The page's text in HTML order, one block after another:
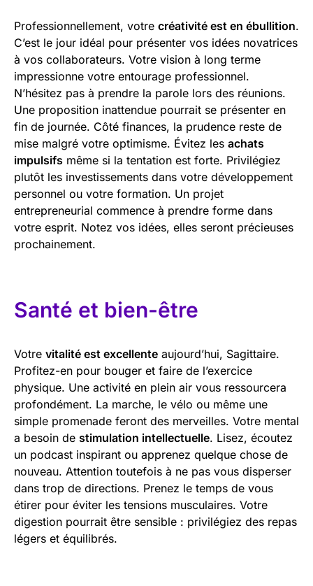
Professionnellement, votre créativité est en ébullition.
C’est le jour idéal pour présenter vos idées novatrices
à vos collaborateurs. Votre vision à long terme
impressionne votre entourage professionnel.
N’hésitez pas à prendre la parole lors des réunions.
Une proposition inattendue pourrait se présenter en
fin de journée. Côté finances, la prudence reste de
mise malgré votre optimisme. Évitez les achats
impulsifs même si la tentation est forte. Privilégiez
plutôt les investissements dans votre développement
personnel ou votre formation. Un projet
entrepreneurial commence à prendre forme dans
votre esprit. Notez vos idées, elles seront précieuses
prochainement.
Santé et bien-être
Votre vitalité est excellente aujourd’hui, Sagittaire.
Profitez-en pour bouger et faire de l’exercice
physique. Une activité en plein air vous ressourcera
profondément. La marche, le vélo ou même une
simple promenade feront des merveilles. Votre mental
a besoin de stimulation intellectuelle. Lisez, écoutez
un podcast inspirant ou apprenez quelque chose de
nouveau. Attention toutefois à ne pas vous disperser
dans trop de directions. Prenez le temps de vous
étirer pour éviter les tensions musculaires. Votre
digestion pourrait être sensible : privilégiez des repas
légers et équilibrés.